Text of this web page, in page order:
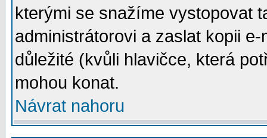
kterými se snažíme vystopovat
administrátorovi a zaslat kopii
důležité (kvůli hlavičce, která
mohou konat.
Návrat nahoru